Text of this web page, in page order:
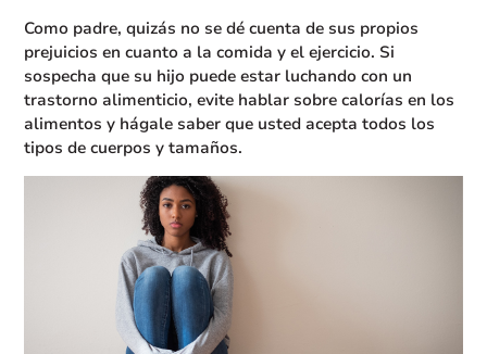
Como padre, quizás no se dé cuenta de sus propios
prejuicios en cuanto a la comida y el ejercicio. Si
sospecha que su hijo puede estar luchando con un
trastorno alimenticio, evite hablar sobre calorías en los
alimentos y hágale saber que usted acepta todos los
tipos de cuerpos y tamaños.